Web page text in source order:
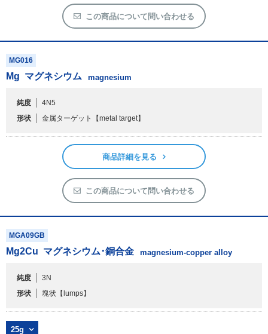
この商品について問い合わせる
MG016
Mg マグネシウム magnesium
純度
4N5
形状
金属ターゲット 【metal target】
商品詳細を見る
この商品について問い合わせる
MGA09GB
Mg2Cu マグネシウム･銅合金 magnesium-copper alloy
純度
3N
形状
塊状 【lumps】
25g